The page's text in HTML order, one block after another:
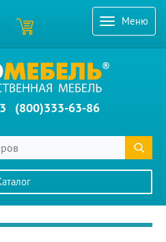
Меню
(800)333-63-86